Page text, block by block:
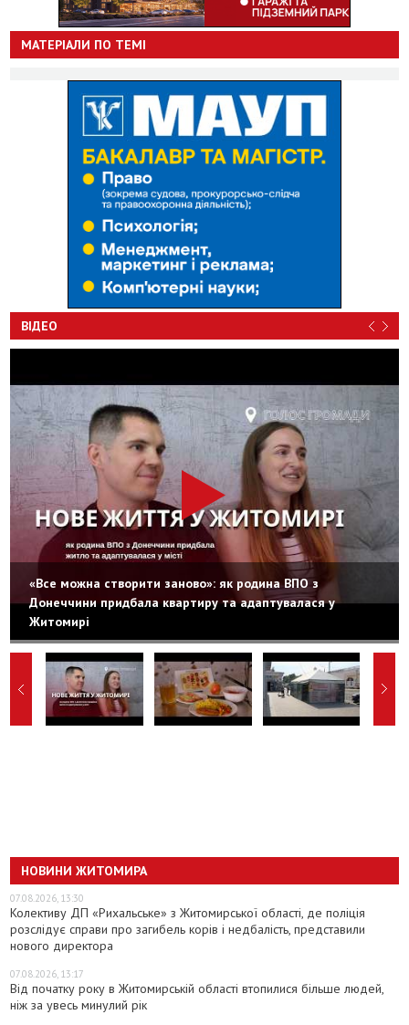
МАТЕРІАЛИ ПО ТЕМІ
ВІДЕО
«Все можна створити заново»: як родина ВПО з
Донеччини придбала квартиру та адаптувалася у
Житомирі
НОВИНИ ЖИТОМИРА
07.08.2026, 13:30
Колективу ДП «Рихальське» з Житомирської області, де поліція
розслідує справи про загибель корів і недбалість, представили
нового директора
07.08.2026, 13:17
Від початку року в Житомирській області втопилися більше людей,
ніж за увесь минулий рік